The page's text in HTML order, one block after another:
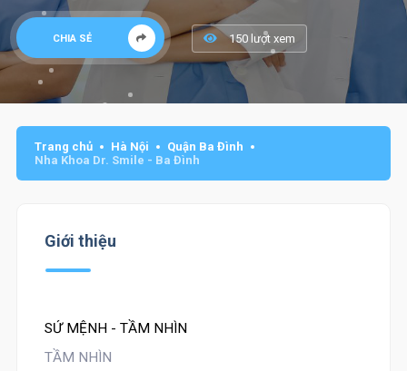
CHIA SẺ 150 lượt xem
Trang chủ Hà Nội
Quận Ba Đình
Nha Khoa Dr. Smile - Ba Đình
Giới thiệu
SỨ MỆNH - TẦM NHÌN
TẦM NHÌN